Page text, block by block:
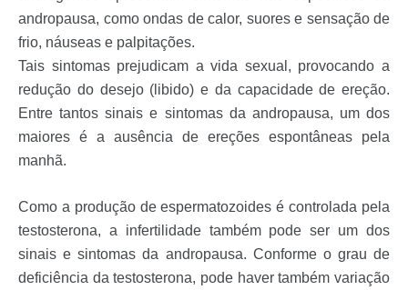
andropausa, como ondas de calor, suores e sensação de
frio, náuseas e palpitações.
Tais sintomas prejudicam a vida sexual, provocando a
redução do desejo (libido) e da capacidade de ereção.
Entre tantos sinais e sintomas da andropausa, um dos
maiores é a ausência de ereções espontâneas pela
manhã.
Como a produção de espermatozoides é controlada pela
testosterona, a infertilidade também pode ser um dos
sinais e sintomas da andropausa. Conforme o grau de
deficiência da testosterona, pode haver também variação